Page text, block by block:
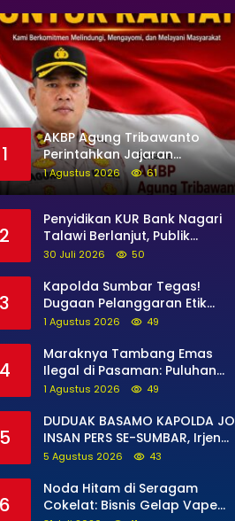
1
AKBP Agung Tribawanto
Perintahkan Jajaran
Persempit Ruang Gerak
Bandar Narkoba di Pasaman
1 Agustus 2026 61
2
Penyidikan KUR Bank Nagari
Talawi Berlanjut, Publik
Menanti Kejelasan Siapa yang
30 Juli 2026 50
3
Kapolda Sumbar Tegas!
Dugaan Pelanggaran Etik
Anggota Diproses Tanpa
AKBP F Dipercepat
1 Agustus 2026 49
4
Maraknya Tambang Emas
Ilegal di Pasaman: Puluhan
Unit Excavator Merusak Alam,
Lolo
1 Agustus 2026 49
5
DUDUAK BASAMO KAPOLDA JO
INSAN PERS SE-SUMBAR, Irjen
Pol. Djati Wiyoto Abadhy
bagi Pelanggar Hukum di
Internal Polri
5 Agustus 2026 43
6
Noda Hitam di Seragam
Cokelat: Bisnis Gelap Vape